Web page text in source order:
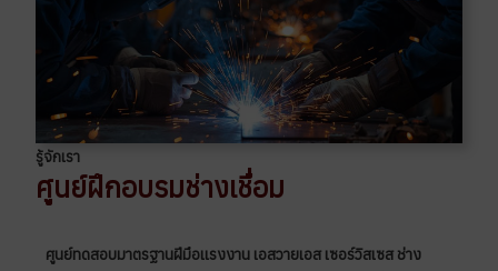
รู้จักเรา
ศูนย์ฝึกอบรมช่างเชื่อม
ศูนย์ทดสอบมาตรฐานฝีมือเเรงงาน เอสวายเอส เซอร์วิสเซส ช่าง